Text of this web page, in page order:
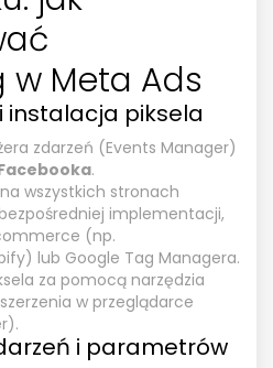
w Meta Ads
instalacja piksela
zdarzeń (Events Manager)
.
wszystkich stronach
implementacji,
(np.
lub Google Tag Managera.
za pomocą narzędzia
w przeglądarce
i parametrów